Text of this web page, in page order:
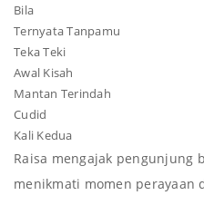
Bila
Ternyata Tanpamu
Teka Teki
Awal Kisah
Mantan Terindah
Cudid
Kali Kedua
Raisa mengajak pengunjung
menikmati momen perayaan